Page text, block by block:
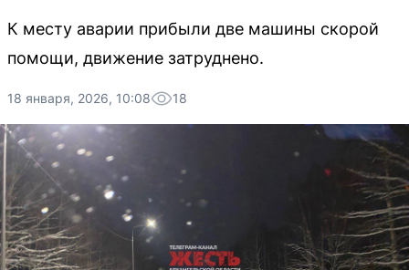
К месту аварии прибыли две машины скорой
помощи, движение затруднено.
18 января, 2026, 10:08 18